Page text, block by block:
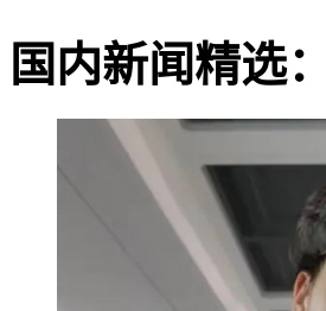
国内新闻精选：